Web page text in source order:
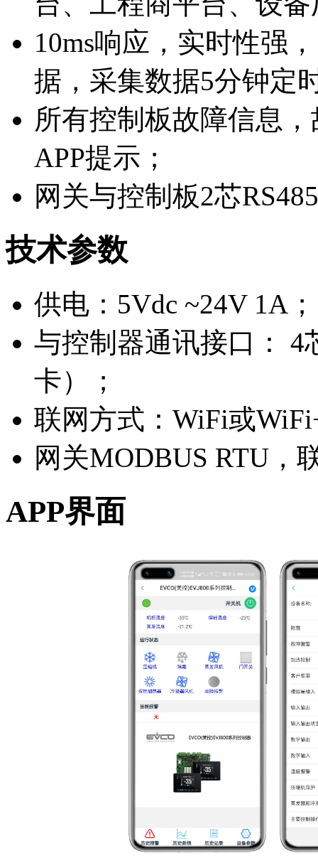
10ms响应，实时性强
据，采集数据5分钟定
所有控制板故障信息
APP提示；
网关与控制板2芯
技术参数
供电：5Vdc ~24V 1A；
与控制器通讯接口： 4
卡）；
联网方式：WiFi或
网关MODBUS RTU，
APP界面